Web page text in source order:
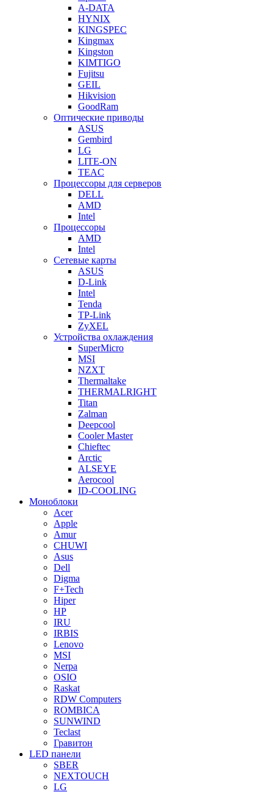
A-DATA
HYNIX
KINGSPEC
Kingmax
Kingston
KIMTIGO
Fujitsu
GEIL
Hikvision
GoodRam
Оптические приводы
ASUS
Gembird
LG
LITE-ON
TEAC
Процессоры для серверов
DELL
AMD
Intel
Процессоры
AMD
Intel
Сетевые карты
ASUS
D-Link
Intel
Tenda
TP-Link
ZyXEL
Устройства охлаждения
SuperMicro
MSI
NZXT
Thermaltake
THERMALRIGHT
Titan
Zalman
Deepcool
Cooler Master
Chieftec
Arctic
ALSEYE
Aerocool
ID-COOLING
Моноблоки
Acer
Apple
Amur
CHUWI
Asus
Dell
Digma
F+Tech
Hiper
HP
IRU
IRBIS
Lenovo
MSI
Nerpa
OSIO
Raskat
RDW Computers
ROMBICA
SUNWIND
Teclast
Гравитон
LED панели
SBER
NEXTOUCH
LG